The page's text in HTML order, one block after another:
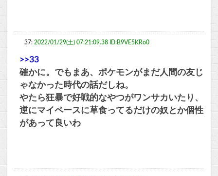
37: 2022/01/29(土) 07:21:09.38 ID:B9VE5KRo0
>>33
確かに。でもまあ、ポケモンがまだ人間の友じ
ゃなかった時代の話だしね。
やたら狂暴で好戦的なやつがワンサカいたり、
逆にマイペースに草食ってるだけの奴とか個性
があって良いわ